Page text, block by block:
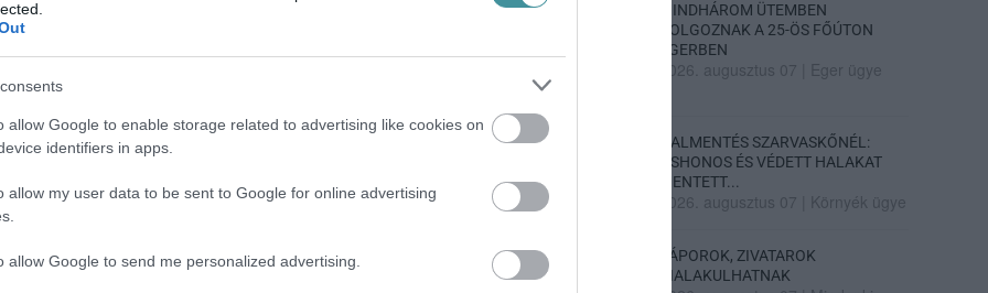
allow Google to enable storage related to advertising like cookies on
identifiers in apps.
allow my user data to be sent to Google for online advertising
allow Google to send me personalized advertising.
MINDHÁROM ÜTEMBEN
DOLGOZNAK A 25-ÖS FŐÚTON
EGERBEN
2026. augusztus 07 Eger ügye
HALMENTÉS SZARVASKŐNÉL:
ŐSHONOS ÉS VÉDETT HALAKAT
MENTETT...
2026. augusztus 07 Környék ügye
ZÁPOROK, ZIVATAROK
KIALAKULHATNAK